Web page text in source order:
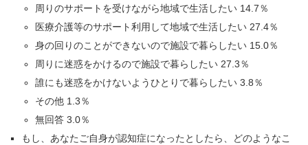
周りのサポートを受けながら地域で生活したい 14.7％
医療介護等のサポート利用して地域で生活したい 27.4％
身の回りのことができないので施設で暮らしたい 15.0％
周りに迷惑をかけるので施設で暮らしたい 27.3％
誰にも迷惑をかけないようひとりで暮らしたい 3.8％
その他 1.3％
無回答 3.0％
もし、あなたご自身が認知症になったとしたら、どのようなこ